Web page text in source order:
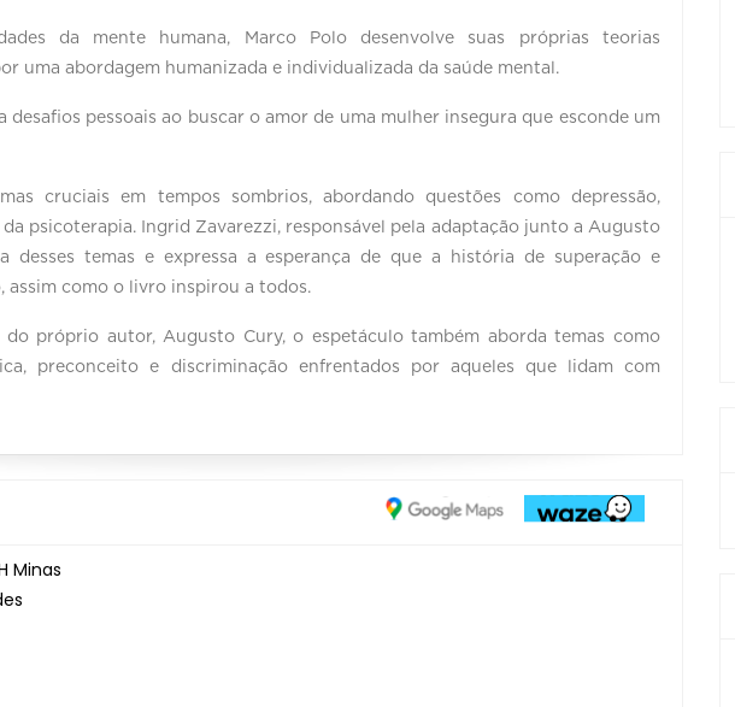
da mente humana, Marco Polo desenvolve suas próprias teorias
uma abordagem humanizada e individualizada da saúde mental.
desaﬁos pessoais ao buscar o amor de uma mulher insegura que esconde um
cruciais em tempos sombrios, abordando questões como depressão,
psicoterapia. Ingrid Zavarezzi, responsável pela adaptação junto a Augusto
desses temas e expressa a esperança de que a história de superação e
assim como o livro inspirou a todos.
do próprio autor, Augusto Cury, o espetáculo também aborda temas como
preconceito e discriminação enfrentados por aqueles que lidam com
Minas